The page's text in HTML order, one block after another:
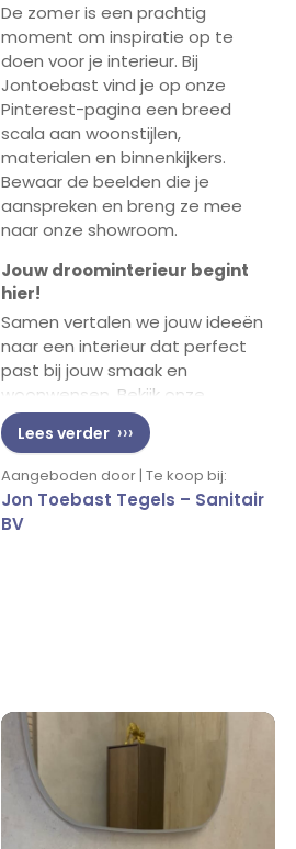
De zomer is een prachtig
moment om inspiratie op te
doen voor je interieur. Bij
Jontoebast vind je op onze
Pinterest-pagina een breed
scala aan woonstijlen,
materialen en binnenkijkers.
Bewaar de beelden die je
aanspreken en breng ze mee
naar onze showroom.
Jouw droominterieur begint
hier!
Samen vertalen we jouw ideeën
naar een interieur dat perfect
past bij jouw smaak en
woonwensen. Bekijk onze
inspiratie op Pinterest en kom
daarna langs in onze showroom
voor persoonlijk advies.
Lees verder
Aangeboden door | Te koop bij:
Jon Toebast Tegels – Sanitair
BV